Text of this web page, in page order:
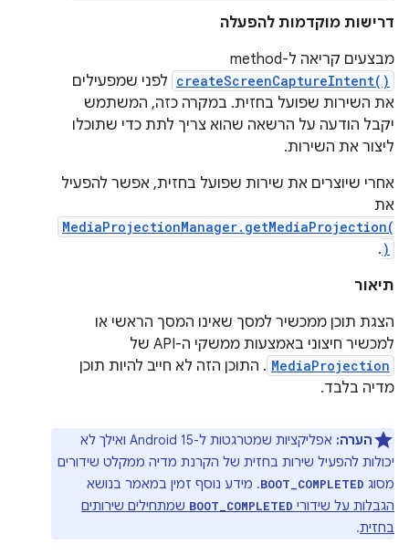
דרישות מוקדמות להפעלה
מבצעים קריאה ל-method‏
createScreenCaptureIntent() לפני שמפעילים
את השירות שפועל בחזית. במקרה כזה, המשתמש
יקבל הודעה על הרשאה שהוא צריך לתת כדי שתוכלו
ליצור את השירות.
אחרי שיוצרים את שירות שפועל בחזית, אפשר להפעיל
את
MediaProjectionManager.getMediaProjection(
)
.
תיאור
הצגת תוכן ממכשיר למסך שאינו המסך הראשי או
למכשיר חיצוני באמצעות ממשקי ה-API של
MediaProjection . התוכן הזה לא חייב להיות תוכן
מדיה בלבד.
הערה:
אפליקציות שמטרגטות ל-Android 15 ואילך לא
יכולות להפעיל שירות בחזית של הקרנת מדיה ממקלט שידורים
מסוג BOOT_COMPLETED. מידע נוסף זמין במאמר בנושא
הגבלות על שידורי BOOT_COMPLETED שמתחילים שירותים
בחזית.